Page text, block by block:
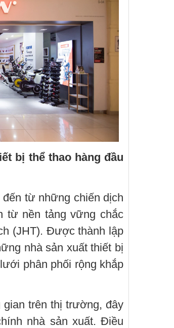
bị thể thao hàng đầu
từ những chiến dịch
từ nền tảng vững chắc
(JHT). Được thành lập
nhà sản xuất thiết bị
phân phối rộng khắp
trên thị trường, đây
nhà sản xuất. Điều